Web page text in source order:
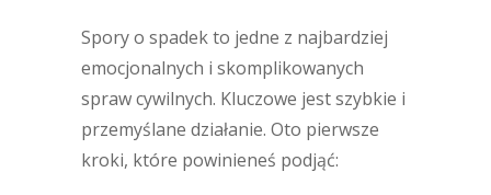
Spory o spadek to jedne z najbardziej
emocjonalnych i skomplikowanych
spraw cywilnych. Kluczowe jest szybkie i
przemyślane działanie. Oto pierwsze
kroki, które powinieneś podjąć: